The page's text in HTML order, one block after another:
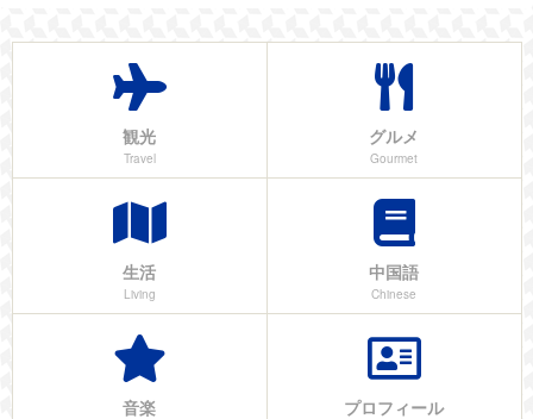
観光
Travel
グルメ
Gourmet
生活
Living
中国語
Chinese
音楽 プロフィール